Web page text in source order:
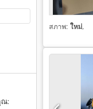
ณ:
สภาพ: ใหม่,